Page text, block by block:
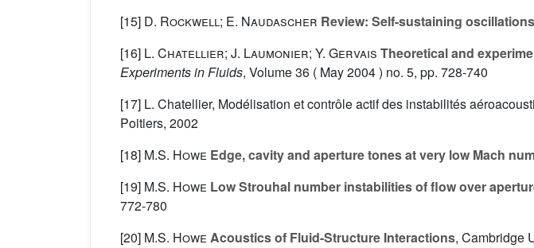
[15] D. Rockwell; E. Naudascher Review: Self-sustaining
[16] L. Chatellier; J. Laumonier; Y. Gervais Theoretical and
Experiments in Fluids, Volume 36 ( May 2004 ) no. 5, pp. 728-740
[17] L. Chatellier, Modélisation et contrôle actif des instabilités
Poitiers, 2002
[18] M.S. Howe Edge, cavity and aperture tones at very low Mach
[19] M.S. Howe Low Strouhal number instabilities of flow over
772-780
[20] M.S. Howe Acoustics of Fluid-Structure Interactions, Cambridge